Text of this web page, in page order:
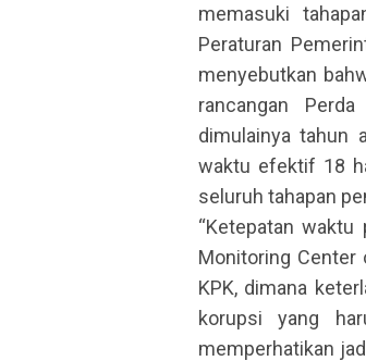
memasuki
Peraturan
menyebutkan
rancangan
dimulainya tahun
waktu efektif 18
seluruh tahapan
“Ketepatan
Monitoring Center
KPK, dimana
korupsi yang
memperhatikan